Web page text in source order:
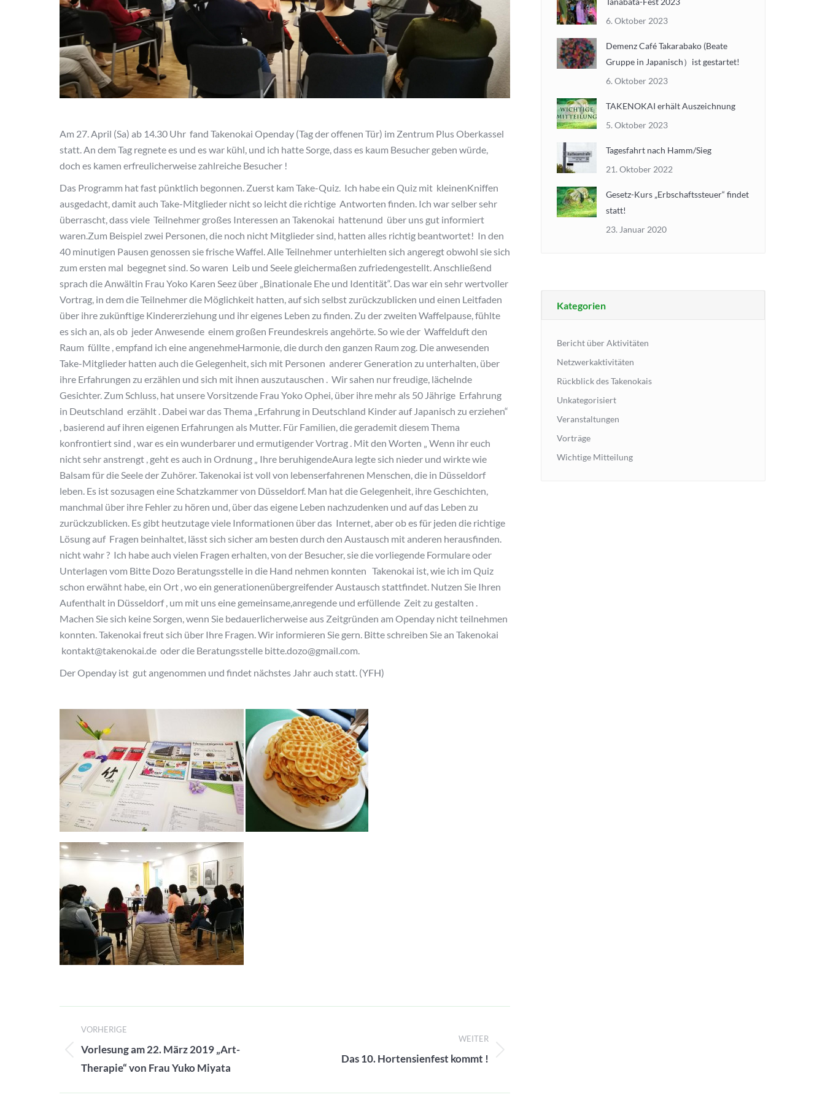
Am 27. April (Sa) ab 14.30 Uhr fand Takenokai Openday (Tag der offenen Tür) im Zentrum Plus Oberkassel
statt. An dem Tag regnete es und es war kühl, und ich hatte Sorge, dass es kaum Besucher geben würde,
doch es kamen erfreulicherweise zahlreiche Besucher !
Das Programm hat fast pünktlich begonnen. Zuerst kam Take-Quiz. Ich habe ein Quiz mit kleinenKniffen
ausgedacht, damit auch Take-Mitglieder nicht so leicht die richtige Antworten finden. Ich war selber sehr
überrascht, dass viele Teilnehmer großes Interessen an Takenokai hattenund über uns gut informiert
waren.Zum Beispiel zwei Personen, die noch nicht Mitglieder sind, hatten alles richtig beantwortet! In den
40 minutigen Pausen genossen sie frische Waffel. Alle Teilnehmer unterhielten sich angeregt obwohl sie sich
zum ersten mal begegnet sind. So waren Leib und Seele gleichermaßen zufriedengestellt. Anschließend
sprach die Anwältin Frau Yoko Karen Seez über „Binationale Ehe und Identität“. Das war ein sehr wertvoller
Vortrag, in dem die Teilnehmer die Möglichkeit hatten, auf sich selbst zurückzublicken und einen Leitfaden
über ihre zukünftige Kindererziehung und ihr eigenes Leben zu finden. Zu der zweiten Waffelpause, fühlte
es sich an, als ob jeder Anwesende einem großen Freundeskreis angehörte. So wie der Waffelduft den
Raum füllte , empfand ich eine angenehmeHarmonie, die durch den ganzen Raum zog. Die anwesenden
Take-Mitglieder hatten auch die Gelegenheit, sich mit Personen anderer Generation zu unterhalten, über
ihre Erfahrungen zu erzählen und sich mit ihnen auszutauschen . Wir sahen nur freudige, lächelnde
Gesichter. Zum Schluss, hat unsere Vorsitzende Frau Yoko Ophei, über ihre mehr als 50 Jährige Erfahrung
in Deutschland erzählt . Dabei war das Thema „Erfahrung in Deutschland Kinder auf Japanisch zu erziehen“
, basierend auf ihren eigenen Erfahrungen als Mutter. Für Familien, die gerademit diesem Thema
konfrontiert sind , war es ein wunderbarer und ermutigender Vortrag . Mit den Worten „ Wenn ihr euch
nicht sehr anstrengt , geht es auch in Ordnung „ Ihre beruhigendeAura legte sich nieder und wirkte wie
Balsam für die Seele der Zuhörer. Takenokai ist voll von lebenserfahrenen Menschen, die in Düsseldorf
leben. Es ist sozusagen eine Schatzkammer von Düsseldorf. Man hat die Gelegenheit, ihre Geschichten,
manchmal über ihre Fehler zu hören und, über das eigene Leben nachzudenken und auf das Leben zu
zurückzublicken. Es gibt heutzutage viele Informationen über das Internet, aber ob es für jeden die richtige
Lösung auf Fragen beinhaltet, lässt sich sicher am besten durch den Austausch mit anderen herausfinden.
nicht wahr ? Ich habe auch vielen Fragen erhalten, von der Besucher, sie die vorliegende Formulare oder
Unterlagen vom Bitte Dozo Beratungsstelle in die Hand nehmen konnten Takenokai ist, wie ich im Quiz
schon erwähnt habe, ein Ort , wo ein generationenübergreifender Austausch stattfindet. Nutzen Sie Ihren
Aufenthalt in Düsseldorf , um mit uns eine gemeinsame,anregende und erfüllende Zeit zu gestalten .
Machen Sie sich keine Sorgen, wenn Sie bedauerlicherweise aus Zeitgründen am Openday nicht teilnehmen
konnten. Takenokai freut sich über Ihre Fragen. Wir informieren Sie gern. Bitte schreiben Sie an Takenokai
kontakt@takenokai.de ​​oder die Beratungsstelle bitte.dozo@gmail.com.
Der Openday ist gut angenommen und findet nächstes Jahr auch statt. (YFH)
VORHERIGE
Vorheriger
Beitrag:
Vorlesung am 22. März 2019 „Art-
Therapie“ von Frau Yuko Miyata
WEITER
Das 10. Hortensienfest kommt !
6. Oktober 2023
Demenz Café Takarabako (Beate
Gruppe in Japanisch）ist gestartet!
6. Oktober 2023
TAKENOKAI erhält Auszeichnung
5. Oktober 2023
Tagesfahrt nach Hamm/Sieg
21. Oktober 2022
Gesetz-Kurs „Erbschaftssteuer“ findet
statt!
23. Januar 2020
Kategorien
Bericht über Aktivitäten
Netzwerkaktivitäten
Rückblick des Takenokais
Unkategorisiert
Veranstaltungen
Vorträge
Wichtige Mitteilung